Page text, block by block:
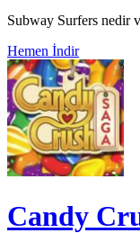
Subway Surfers nedir
Hemen İndir
Candy